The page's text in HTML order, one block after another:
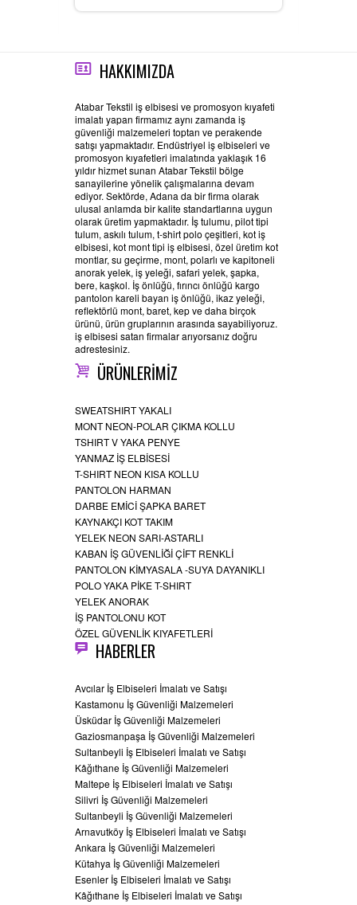
HAKKIMIZDA
Atabar Tekstil iş elbisesi ve promosyon kıyafeti
imalatı yapan firmamız aynı zamanda iş
güvenliği malzemeleri toptan ve perakende
satışı yapmaktadır. Endüstriyel iş elbiseleri ve
promosyon kıyafetleri imalatında yaklaşık 16
yıldır hizmet sunan Atabar Tekstil bölge
sanayilerine yönelik çalışmalarına devam
ediyor. Sektörde, Adana da bir firma olarak
ulusal anlamda bir kalite standartlarına uygun
olarak üretim yapmaktadır. İş tulumu, pilot tipi
tulum, askılı tulum, t-shirt polo çeşitleri, kot iş
elbisesi, kot mont tipi iş elbisesi, özel üretim kot
montlar, su geçirme, mont, polarlı ve kapitoneli
anorak yelek, iş yeleği, safari yelek, şapka,
bere, kaşkol. İş önlüğü, fırıncı önlüğü kargo
pantolon kareli bayan iş önlüğü, ikaz yeleği,
reflektörlü mont, baret, kep ve daha birçok
ürünü, ürün gruplarının arasında sayabiliyoruz.
iş elbisesi satan firmalar arıyorsanız doğru
adrestesiniz.
ÜRÜNLERİMİZ
SWEATSHIRT YAKALI
MONT NEON-POLAR ÇIKMA KOLLU
TSHIRT V YAKA PENYE
YANMAZ İŞ ELBİSESİ
T-SHIRT NEON KISA KOLLU
PANTOLON HARMAN
DARBE EMİCİ ŞAPKA BARET
KAYNAKÇI KOT TAKIM
YELEK NEON SARI-ASTARLI
KABAN İŞ GÜVENLİĞİ ÇİFT RENKLİ
PANTOLON KİMYASALA -SUYA DAYANIKLI
POLO YAKA PİKE T-SHIRT
YELEK ANORAK
İŞ PANTOLONU KOT
ÖZEL GÜVENLİK KIYAFETLERİ
HABERLER
Avcılar İş Elbiseleri İmalatı ve Satışı
Kastamonu İş Güvenliği Malzemeleri
Üsküdar İş Güvenliği Malzemeleri
Gaziosmanpaşa İş Güvenliği Malzemeleri
Sultanbeyli İş Elbiseleri İmalatı ve Satışı
Kâğıthane İş Güvenliği Malzemeleri
Maltepe İş Elbiseleri İmalatı ve Satışı
Silivri İş Güvenliği Malzemeleri
Sultanbeyli İş Güvenliği Malzemeleri
Arnavutköy İş Elbiseleri İmalatı ve Satışı
Ankara İş Güvenliği Malzemeleri
Kütahya İş Güvenliği Malzemeleri
Esenler İş Elbiseleri İmalatı ve Satışı
Kâğıthane İş Elbiseleri İmalatı ve Satışı